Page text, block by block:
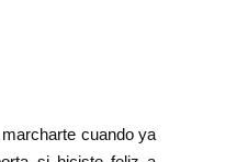
cuando ya